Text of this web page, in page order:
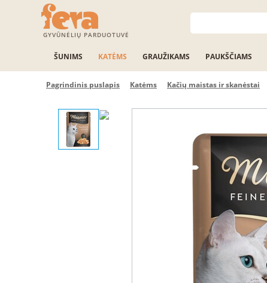
GYVŪNĖLIŲ PARDUOTUVĖ
ŠUNIMS KATĖMS GRAUŽIKAMS PAUKŠČIAMS
Pagrindinis puslapis Katėms Kačių maistas ir skanėstai